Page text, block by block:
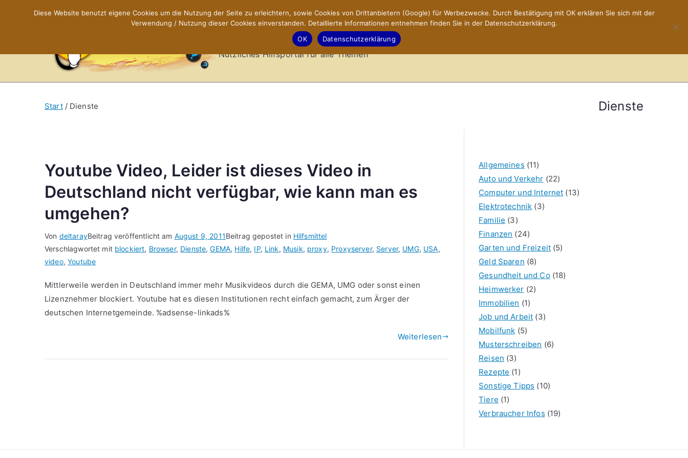
X-Sites.de – Hilfsportal
Nützliches Hilfsportal für alle Themen
Dienste
Start Dienste
Youtube Video, Leider ist dieses Video in
Deutschland nicht verfügbar, wie kann man es
umgehen?
Von deltarayBeitrag veröffentlicht am August 9, 2011Beitrag gepostet in Hilfsmittel
Verschlagwortet mit blockiert, Browser, Dienste,GEMA, Hilfe, IP, Link, Musik, proxy, Proxyserver, Server, UMG, USA,
video,Youtube
Mittlerweile werden in Deutschland immer mehr Musikvideos durch die GEMA, UMG oder sonst einen
Lizenznehmer blockiert. Youtube hat es diesen Institutionen recht einfach gemacht, zum Ärger der
deutschen Internetgemeinde. %adsense-linkads%
Weiterlesen
Allgemeines (11)
Auto und Verkehr (22)
Computer und Internet (13)
Elektrotechnik (3)
Familie (3)
Finanzen (24)
Garten und Freizeit(5)
Geld Sparen (8)
Gesundheit und Co(18)
Heimwerker (2)
Immobilien (1)
Job und Arbeit (3)
Mobilfunk (5)
Musterschreiben (6)
Reisen (3)
Rezepte (1)
Sonstige Tipps (10)
Tiere (1)
Verbraucher Infos (19)
Diese Website benutzt eigene Cookies um die Nutzung der Seite zu erleichtern, sowie Cookies von Drittanbietern (Google) für Werbezwecke. Durch Bestätigung mit OK erklären Sie sich mit der
Verwendung / Nutzung dieser Cookies einverstanden. Detaillierte Informationen entnehmen finden Sie in der Datenschutzerklärung.
OK
Datenschutzerklärung